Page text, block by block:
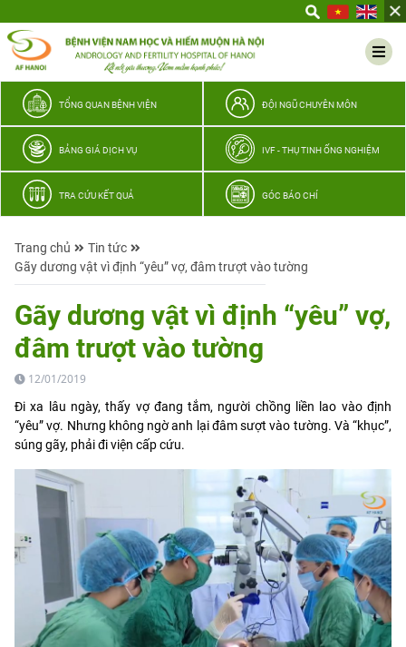
thương
Quân
TỔNG QUAN BỆNH VIỆN ĐỘI NGŨ CHUYÊN MÔN
BẢNG GIÁ DỊCH VỤ IVF - THỤ TINH ỐNG NGHIỆM
TRA CỨU KẾT QUẢ GÓC BÁO CHÍ
Trang chủ
Tin tức
Gãy dương vật vì định “yêu” vợ, đâm trượt vào tường
Gãy dương vật vì định “yêu” vợ,
đâm trượt vào tường
12/01/2019
Đi xa lâu ngày, thấy vợ đang tắm, người chồng liền lao vào định
“yêu” vợ. Nhưng không ngờ anh lại đâm sượt vào tường. Và “khục”,
súng gãy, phải đi viện cấp cứu.